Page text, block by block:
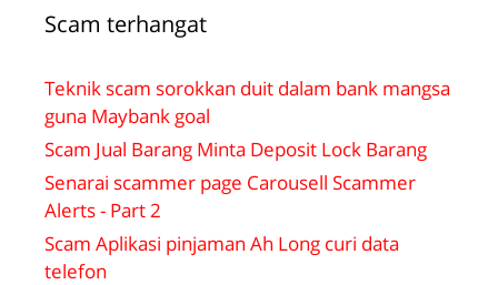
Scam terhangat
Teknik scam sorokkan duit dalam bank mangsa
guna Maybank goal
Scam Jual Barang Minta Deposit Lock Barang
Senarai scammer page Carousell Scammer
Alerts - Part 2
Scam Aplikasi pinjaman Ah Long curi data
telefon